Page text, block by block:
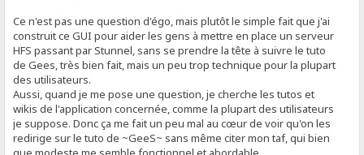
Ce n'est pas une question d'égo, mais plutôt le simple fait que j'ai
construit ce GUI pour aider les gens à mettre en place un serveur
HFS passant par Stunnel, sans se prendre la tête à suivre le tuto
de Gees, très bien fait, mais un peu trop technique pour la plupart
des utilisateurs.
Aussi, quand je me pose une question, je cherche les tutos et
wikis de l'application concernée, comme la plupart des utilisateurs
je suppose. Donc ça me fait un peu mal au cœur de voir qu'on les
redirige sur le tuto de ~GeeS~ sans même citer mon taf, qui bien